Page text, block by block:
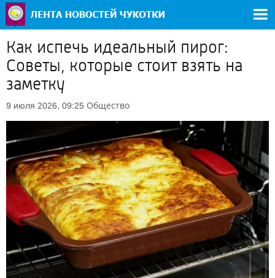
Как испечь идеальный пирог:
Советы, которые стоит взять на
заметку
9 июля 2026, 09:25 Общество